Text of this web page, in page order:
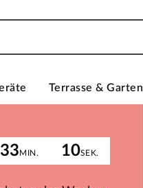
Terrasse & Garten
33MIN. 10SEK.